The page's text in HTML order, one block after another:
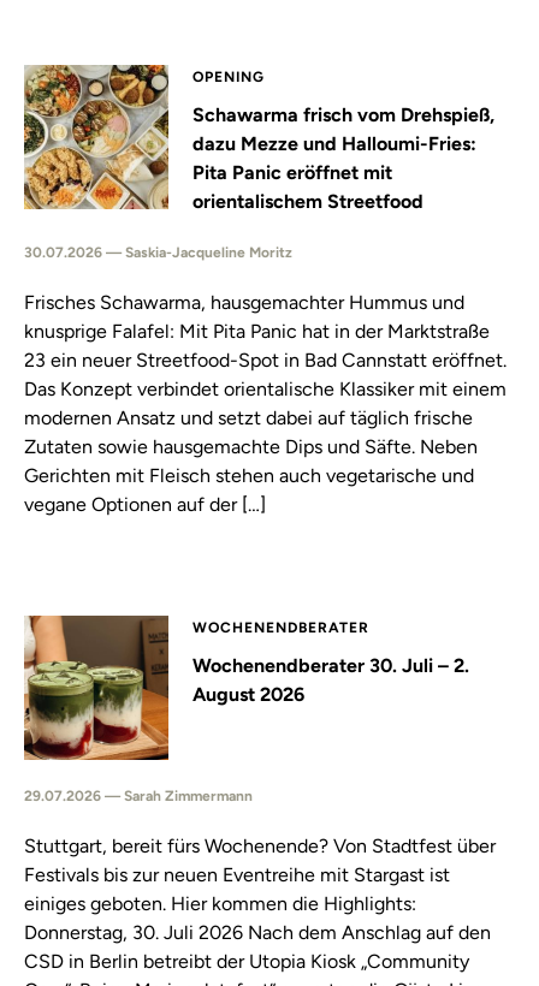
OPENING
Schawarma frisch vom Drehspieß,
dazu Mezze und Halloumi-Fries:
Pita Panic eröffnet mit
orientalischem Streetfood
30.07.2026 — Saskia-Jacqueline Moritz
Frisches Schawarma, hausgemachter Hummus und
knusprige Falafel: Mit Pita Panic hat in der Marktstraße
23 ein neuer Streetfood-Spot in Bad Cannstatt eröffnet.
Das Konzept verbindet orientalische Klassiker mit einem
modernen Ansatz und setzt dabei auf täglich frische
Zutaten sowie hausgemachte Dips und Säfte. Neben
Gerichten mit Fleisch stehen auch vegetarische und
vegane Optionen auf der […]
WOCHENENDBERATER
Wochenendberater 30. Juli – 2.
August 2026
29.07.2026 — Sarah Zimmermann
Stuttgart, bereit fürs Wochenende? Von Stadtfest über
Festivals bis zur neuen Eventreihe mit Stargast ist
einiges geboten. Hier kommen die Highlights:
Donnerstag, 30. Juli 2026 Nach dem Anschlag auf den
CSD in Berlin betreibt der Utopia Kiosk „Community